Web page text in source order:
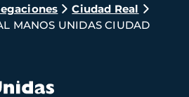
Ciudad Real
MANOS UNIDAS CIUDAD